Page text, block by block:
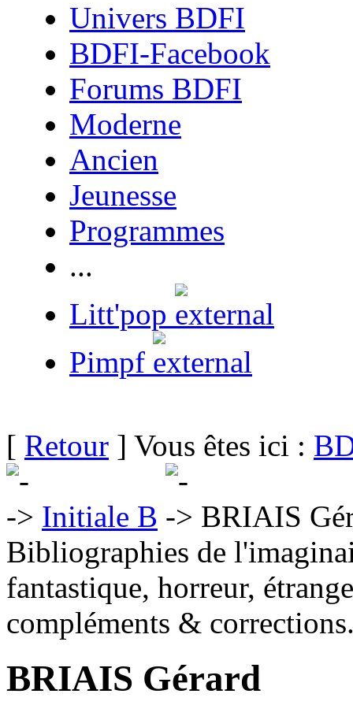
Univers BDFI
BDFI-Facebook
Forums BDFI
Moderne
Ancien
Jeunesse
Programmes
...
Litt'pop
Pimpf
[ Retour ] Vous êtes ici :
Initiale B
BRIAIS
Bibliographies de
fantastique, horreur,
compléments &
BRIAIS Gérard